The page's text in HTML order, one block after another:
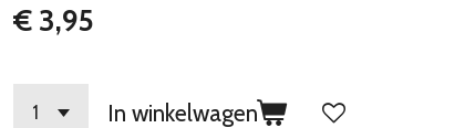
€ 3,95
In winkelwagen